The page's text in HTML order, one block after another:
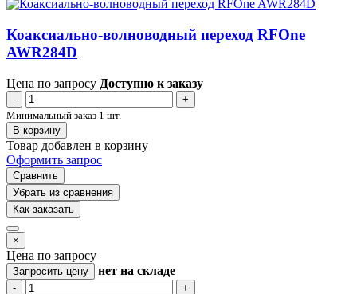
Коаксиально-волноводный переход RFOne
AWR284D
Цена по запросу Доступно к заказу
-
+
Минимальный заказ 1 шт.
В корзину
Товар добавлен в корзину
Оформить запрос
Сравнить
Убрать из сравнения
Как заказать
×
Цена по запросу
Запросить цену нет на складе
- +